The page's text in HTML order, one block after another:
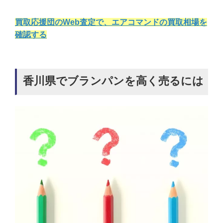
買取応援団のWeb査定で、エアコマンドの買取相場を
確認する
香川県でブランパンを高く売るには